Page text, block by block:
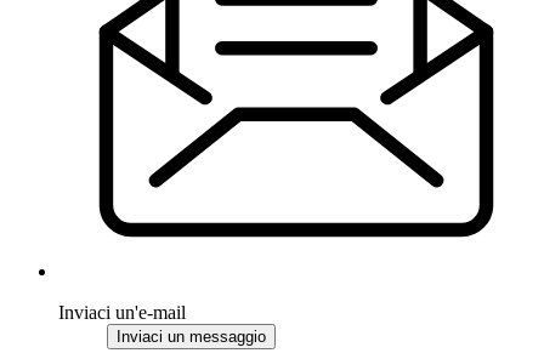
Inviaci un'e-mail
Inviaci un messaggio